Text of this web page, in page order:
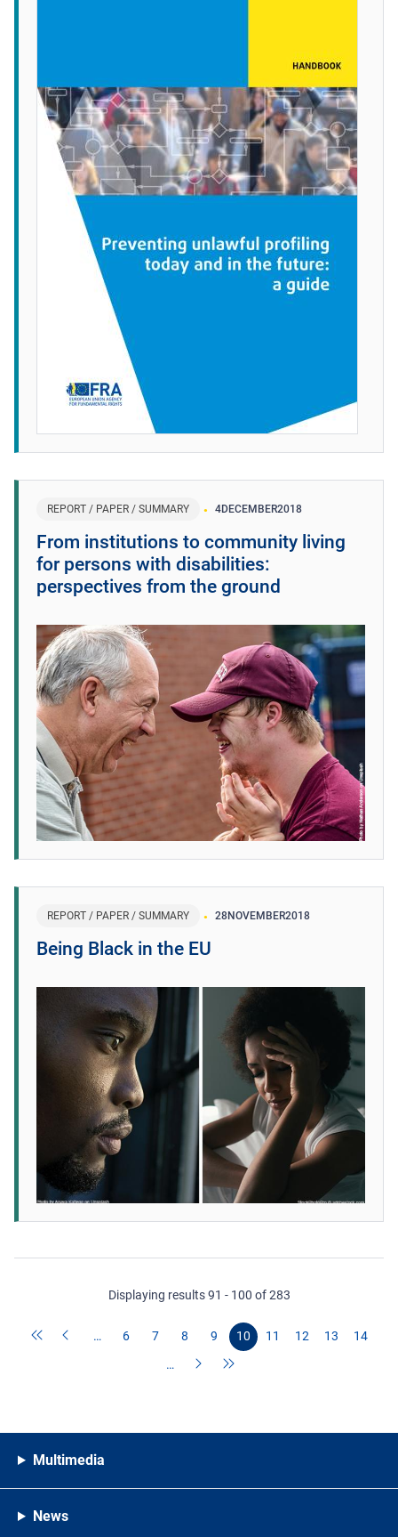
REPORT / PAPER / SUMMARY 4DECEMBER2018
From institutions to community living
for persons with disabilities:
perspectives from the ground
REPORT / PAPER / SUMMARY 28NOVEMBER2018
Being Black in the EU
Displaying results 91 - 100 of 283
… 6 7 8 9 10 11 12 13
14
…
Multimedia
News